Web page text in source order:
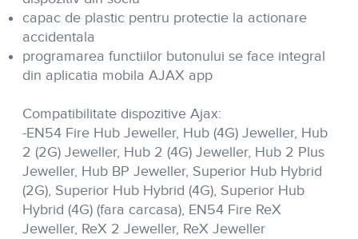
capac de plastic pentru protectie la actionare
accidentala
programarea functiilor butonului se face integral
din aplicatia mobila AJAX app
Compatibilitate dispozitive Ajax:
-EN54 Fire Hub Jeweller, Hub (4G) Jeweller, Hub
2 (2G) Jeweller, Hub 2 (4G) Jeweller, Hub 2 Plus
Jeweller, Hub BP Jeweller, Superior Hub Hybrid
(2G), Superior Hub Hybrid (4G), Superior Hub
Hybrid (4G) (fara carcasa), EN54 Fire ReX
Jeweller, ReX 2 Jeweller, ReX Jeweller